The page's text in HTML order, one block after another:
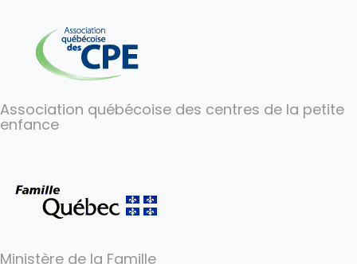
Association québécoise des centres de la petite
enfance
Ministère de la Famille